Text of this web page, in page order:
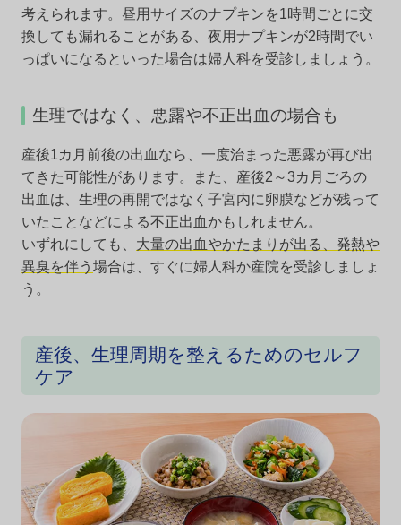
考えられます。昼用サイズのナプキンを1時間ごとに交
換しても漏れることがある、夜用ナプキンが2時間でい
っぱいになるといった場合は婦人科を受診しましょう。
生理ではなく、悪露や不正出血の場合も
産後1カ月前後の出血なら、一度治まった悪露が再び出
てきた可能性があります。また、産後2～3カ月ごろの
出血は、生理の再開ではなく子宮内に卵膜などが残って
いたことなどによる不正出血かもしれません。
いずれにしても、 大量の出血やかたまりが出る、発熱や
異臭を伴う 場合は、すぐに婦人科か産院を受診しましょ
う。
産後、生理周期を整えるためのセルフ
ケア